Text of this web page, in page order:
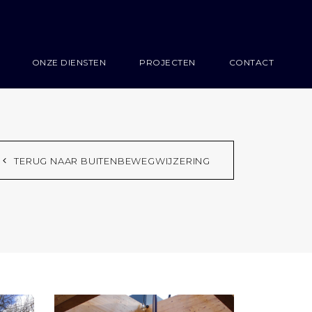
ONZE DIENSTEN PROJECTEN CONTACT
TERUG NAAR BUITENBEWEGWIJZERING